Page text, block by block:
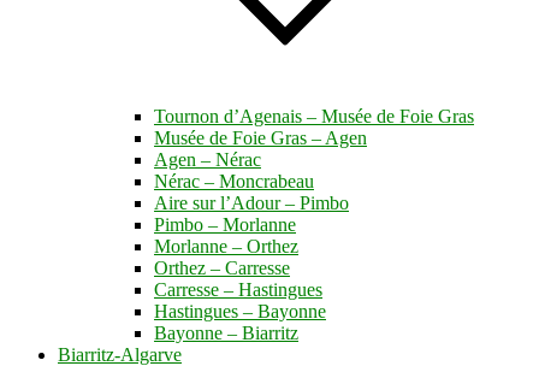
Tournon d’Agenais – Musée de Foie Gras
Musée de Foie Gras – Agen
Agen – Nérac
Nérac – Moncrabeau
Aire sur l’Adour – Pimbo
Pimbo – Morlanne
Morlanne – Orthez
Orthez – Carresse
Carresse – Hastingues
Hastingues – Bayonne
Bayonne – Biarritz
Biarritz-Algarve